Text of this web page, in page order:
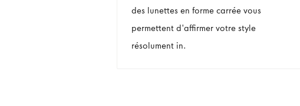
des lunettes en forme carrée vous
permettent d'affirmer votre style
résolument in.